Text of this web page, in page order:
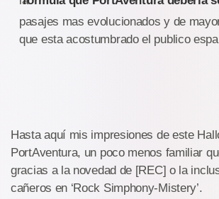
pasajes mas evolucionados y de
que esta acostumbrado el publico
Hasta aquí mis impresiones de este
PortAventura, un poco menos familiar
gracias a la novedad de [REC] o la
cañeros en ‘Rock Simphony-Mistery’.